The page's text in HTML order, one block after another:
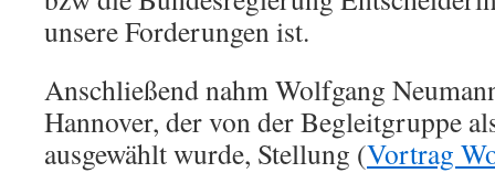
unsere Forderungen ist.
Anschließend nahm Wolfgang
Hannover, der von der Begleitgruppe
ausgewählt wurde, Stellung (Vortrag